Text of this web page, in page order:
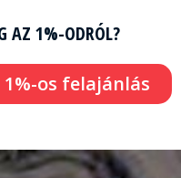
AZ 1%-ODRÓL?
1%-os felajánlás